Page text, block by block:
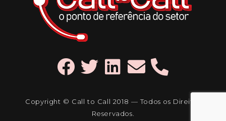
Copyright © Call to Call 2018 — Todos os Direitos
Reservados.